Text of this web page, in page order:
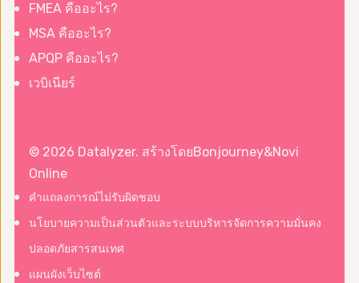
FMEA คืออะไร?
MSA คืออะไร?
APQP คืออะไร?
เวบิเนียร์
© 2026 Datalyzer. สร้างโดยBonjourney&Novi
Online
คำแถลงการณ์ไม่รับผิดชอบ
นโยบายความเป็นส่วนตัวและระบบบริหารจัดการความมั่นคง
ปลอดภัยสารสนเทศ
แผนผังเว็บไซต์